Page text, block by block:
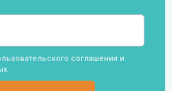
соглашения и
.